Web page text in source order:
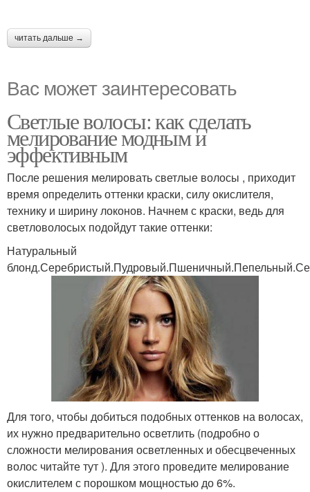
читать дальше →
Вас может заинтересовать
Светлые волосы: как сделать
мелирование модным и
эффективным
После решения мелировать светлые волосы , приходит
время определить оттенки краски, силу окислителя,
технику и ширину локонов. Начнем с краски, ведь для
светловолосых подойдут такие оттенки:
Натуральный
Для того, чтобы добиться подобных оттенков на волосах,
их нужно предварительно осветлить (подробно о
сложности мелирования осветленных и обесцвеченных
волос читайте тут ). Для этого проведите мелирование
окислителем с порошком мощностью до 6%.